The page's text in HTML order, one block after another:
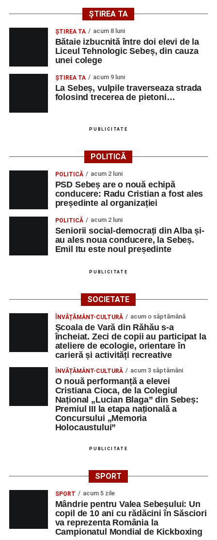
și de a lua parte la un veritabil schimb cultural prin
Adaugă-ne ca sursă preferată
Urmărește-ne pe Google News
iluminatului public pe timpul nopții, în contextul
apelului la economii al Guvernului Bolojan
Duminică, 23 august 2026, Râpa Roșie găzduiește
cea de-a III-a ediție a concursului „CicloAventurier
de Sebeș”
Primul concert din cadrul String Symphonic Camp
2026 a adus emoție și aplauze la Sebeș
ȘTIREA TA
ŞTIREA TA acum 8 luni
Bătaie izbucnită între doi elevi de la
Liceul Tehnologic Sebeș, din cauza
unei colege
ŞTIREA TA acum 9 luni
La Sebeș, vulpile traverseaza strada
folosind trecerea de pietoni…
PUBLICITATE
POLITICĂ
POLITICĂ acum 2 luni
PSD Sebeș are o nouă echipă
conducere: Radu Cristian a fost ales
președinte al organizației
POLITICĂ acum 2 luni
Seniorii social-democrați din Alba și-
au ales noua conducere, la Sebeș.
Emil Itu este noul președinte
PUBLICITATE
SOCIETATE
ÎNVĂȚĂMÂNT-CULTURĂ acum o săptămână
Școala de Vară din Răhău s-a
încheiat. Zeci de copii au participat la
ateliere de ecologie, orientare în
carieră și activități recreative
ÎNVĂȚĂMÂNT-CULTURĂ acum 3 săptămâni
O nouă performanță a elevei
Cristiana Cioca, de la Colegiul
Național „Lucian Blaga” din Sebeș:
Premiul III la etapa națională a
Concursului „Memoria
Holocaustului”
PUBLICITATE
SPORT
SPORT acum 5 zile
Mândrie pentru Valea Sebeșului: Un
copil de 10 ani cu rădăcini în Săsciori
va reprezenta România la
Campionatul Mondial de Kickboxing